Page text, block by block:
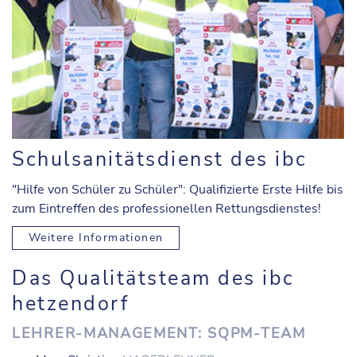
Schulsanitätsdienst des ibc
"Hilfe von Schüler zu Schüler": Qualifizierte Erste Hilfe bis
zum Eintreffen des professionellen Rettungsdienstes!
Weitere Informationen
Das Qualitätsteam des ibc
hetzendorf
LEHRER-MANAGEMENT: SQPM-TEAM